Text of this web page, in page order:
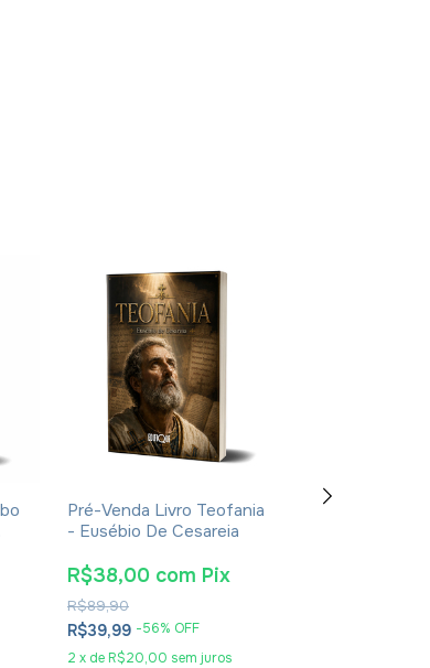
Pré-Venda Livro Teofania
- Eusébio De Cesareia
R$39,99 -56% OFF
2 x de R$20,00 sem juros
R$89,90
R$38,00 com Pix
Pré-Venda